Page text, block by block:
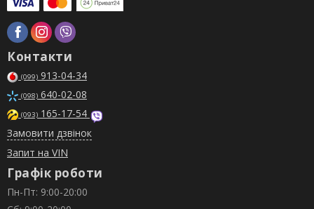
Контакти
(099) 913-04-34
(098) 640-02-08
(093) 165-17-54
Замовити дзвінок
Запит на VIN
Графік роботи
Пн-Пт: 9:00-20:00